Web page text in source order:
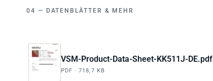
DATENBLÄTTER & MEHR
VSM-Product-Data-Sheet-KK511J-DE.pdf
PDF · 718,7 KB